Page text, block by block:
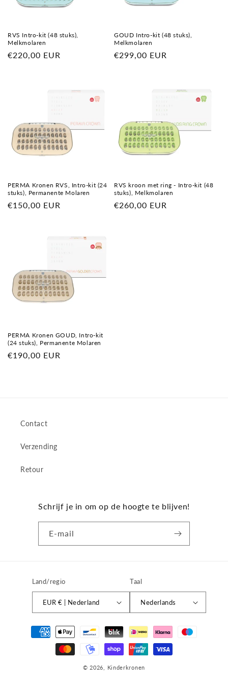
:
RVS Intro-kit (48 stuks),
Melkmolaren
Normale
€220,00 EUR
GOUD Intro-kit (48 stuks),
Melkmolaren
Normale
€299,00 EUR
PERMA Kronen RVS, Intro-kit (24
stuks), Permanente Molaren
Normale
€150,00 EUR
RVS kroon met ring - Intro-kit (48
stuks), Melkmolaren
Normale
€260,00 EUR
PERMA Kronen GOUD, Intro-kit
(24 stuks), Permanente Molaren
Normale
€190,00 EUR
Contact
Verzending
Retour
Schrijf je in om op de hoogte te blijven!
E‑mail
Land/regio
EUR € | Nederland
Taal
Nederlands
Betaalmethoden
© 2026, Kinderkronen